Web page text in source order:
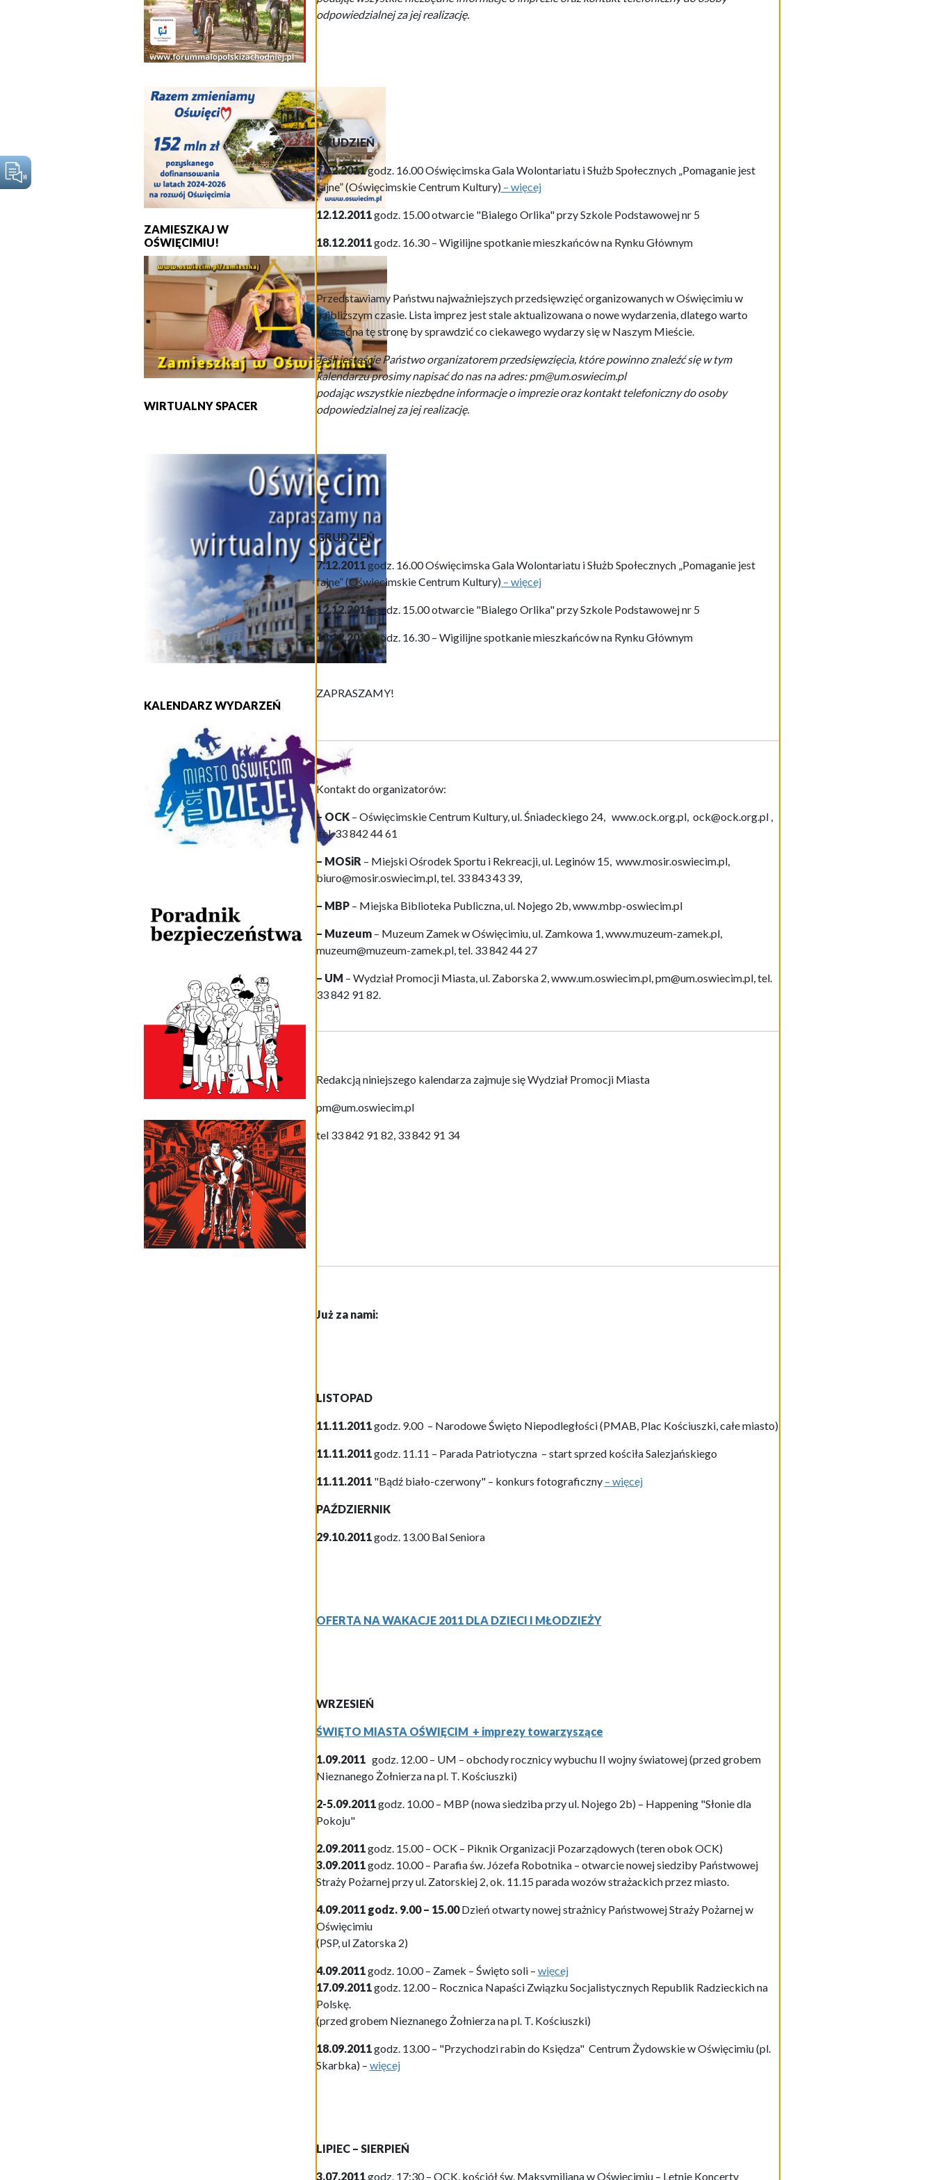
ZAMIESZKAJ W
OŚWIĘCIMIU!
WIRTUALNY SPACER
KALENDARZ WYDARZEŃ
odpowiedzialnej za jej realizację.
GRUDZIEŃ
7.12.2011godz. 16.00 Oświęcimska Gala Wolontariatu i Służb Społecznych „Pomaganie jest
fajne” (Oświęcimskie Centrum Kultury)– więcej
12.12.2011godz. 15.00 otwarcie "Bialego Orlika" przy Szkole Podstawowej nr 5
18.12.2011godz. 16.30 – Wigilijne spotkanie mieszkańców na Rynku Głównym
Przedstawiamy Państwu najważniejszych przedsięwzięć organizowanych w Oświęcimiu w
najbliższym czasie. Lista imprez jest stale aktualizowana o nowe wydarzenia, dlatego warto
wracać na tę stronę by sprawdzić co ciekawego wydarzy się w Naszym Mieście.
Jeśli jesteście Państwo organizatorem przedsięwzięcia, które powinno znaleźć się w tym
kalendarzu prosimy napisać do nas na adres: pm@um.oswiecim.pl
podając wszystkie niezbędne informacje o imprezie oraz kontakt telefoniczny do osoby
odpowiedzialnej za jej realizację.
GRUDZIEŃ
7.12.2011godz. 16.00 Oświęcimska Gala Wolontariatu i Służb Społecznych „Pomaganie jest
fajne” (Oświęcimskie Centrum Kultury)– więcej
12.12.2011godz. 15.00 otwarcie "Bialego Orlika" przy Szkole Podstawowej nr 5
18.12.2011godz. 16.30 – Wigilijne spotkanie mieszkańców na Rynku Głównym
ZAPRASZAMY!
Kontakt do organizatorów:
– OCK– Oświęcimskie Centrum Kultury, ul. Śniadeckiego 24, www.ock.org.pl, ock@ock.org.pl ,
tel. 33 842 44 61
– MOSiR – Miejski Ośrodek Sportu i Rekreacji, ul. Leginów 15, www.mosir.oswiecim.pl,
biuro@mosir.oswiecim.pl, tel. 33 843 43 39,
– MBP– Miejska Biblioteka Publiczna, ul. Nojego 2b, www.mbp-oswiecim.pl
– Muzeum– Muzeum Zamek w Oświęcimiu, ul. Zamkowa 1, www.muzeum-zamek.pl,
muzeum@muzeum-zamek.pl, tel. 33 842 44 27
– UM – Wydział Promocji Miasta, ul. Zaborska 2, www.um.oswiecim.pl, pm@um.oswiecim.pl, tel.
33 842 91 82.
Redakcją niniejszego kalendarza zajmuje się Wydział Promocji Miasta
pm@um.oswiecim.pl
tel 33 842 91 82, 33 842 91 34
Już za nami:
LISTOPAD
11.11.2011godz. 9.00 – Narodowe Święto Niepodległości (PMAB, Plac Kościuszki, całe miasto)
11.11.2011godz. 11.11 – Parada Patriotyczna – start sprzed kościła Salezjańskiego
11.11.2011"Bądź biało-czerwony" – konkurs fotograficzny – więcej
PAŹDZIERNIK
29.10.2011godz. 13.00 Bal Seniora
OFERTA NA WAKACJE 2011 DLA DZIECI I MŁODZIEŻY
WRZESIEŃ
ŚWIĘTO MIASTA OŚWIĘCIM + imprezy towarzyszące
1.09.2011godz. 12.00 – UM – obchody rocznicy wybuchu II wojny światowej (przed grobem
Nieznanego Żołnierza na pl. T. Kościuszki)
2-5.09.2011godz. 10.00 – MBP (nowa siedziba przy ul. Nojego 2b) – Happening "Słonie dla
Pokoju"
2.09.2011godz. 15.00 – OCK – Piknik Organizacji Pozarządowych (teren obok OCK)
3.09.2011godz. 10.00 – Parafia św. Józefa Robotnika – otwarcie nowej siedziby Państwowej
Straży Pożarnej przy ul. Zatorskiej 2, ok. 11.15 parada wozów strażackich przez miasto.
4.09.2011 godz. 9.00 – 15.00Dzień otwarty nowej strażnicy Państwowej Straży Pożarnej w
Oświęcimiu
(PSP, ul Zatorska 2)
4.09.2011godz. 10.00 – Zamek – Święto soli – więcej
17.09.2011godz. 12.00 – Rocznica Napaści Związku Socjalistycznych Republik Radzieckich na
Polskę.
(przed grobem Nieznanego Żołnierza na pl. T. Kościuszki)
18.09.2011godz. 13.00 – "Przychodzi rabin do Księdza" Centrum Żydowskie w Oświęcimiu (pl.
Skarbka) – więcej
LIPIEC – SIERPIEŃ
3.07.2011godz. 17:30 – OCK, kościół św. Maksymiliana w Oświęcimiu – Letnie Koncerty